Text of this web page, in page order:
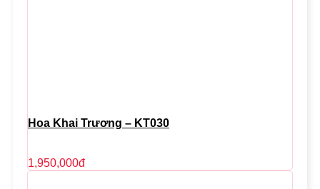
Hoa Khai Trương – KT030
1,950,000đ